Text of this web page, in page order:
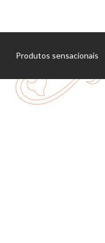
Produtos sensacionais